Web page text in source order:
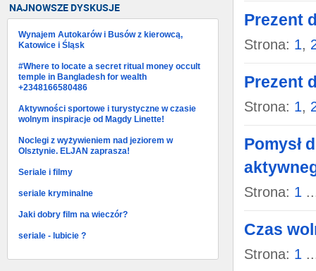
NAJNOWSZE DYSKUSJE
Wynajem Autokarów i Busów z kierowcą,
Katowice i Śląsk
#Where to locate a secret ritual money occult
temple in Bangladesh for wealth
+2348166580486
Aktywności sportowe i turystyczne w czasie
wolnym inspiracje od Magdy Linette!
Noclegi z wyżywieniem nad jeziorem w
Olsztynie. ELJAN zaprasza!
Seriale i filmy
seriale kryminalne
Jaki dobry film na wieczór?
seriale - lubicie ?
Prezent
Strona: 1,
Prezent
Strona: 1,
Pomysł
Strona: 1
Czas
Strona: 1